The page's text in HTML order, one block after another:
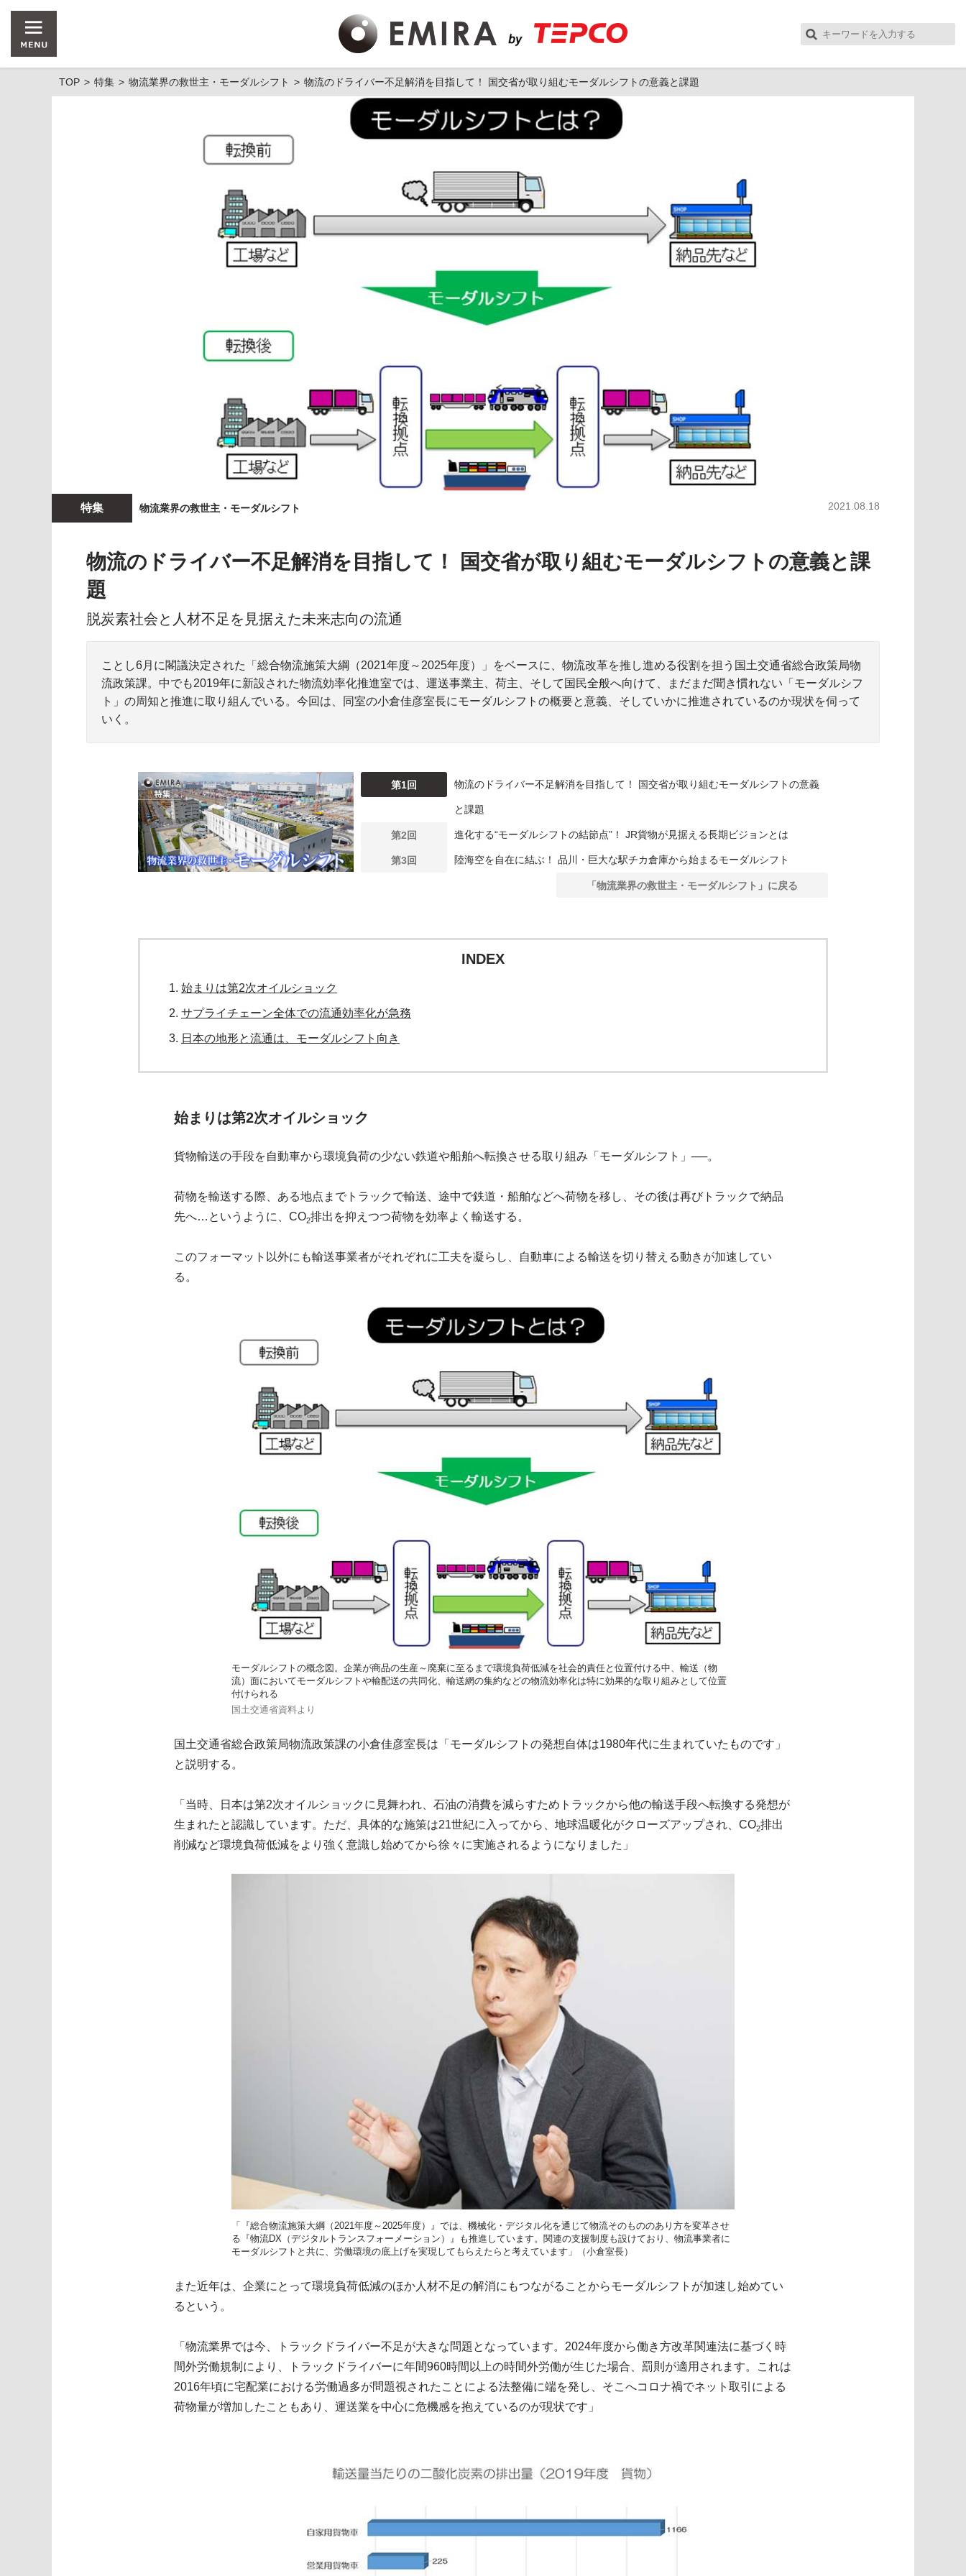
TOP 特集 物流業界の救世主・モーダルシフト 物流のドライバー不足解消を目指して！ 国交省が取り組むモーダルシフトの意義と課題
特集 物流業界の救世主・モーダルシフト 2021.08.18
物流のドライバー不足解消を目指して！ 国交省が取り組むモーダルシフトの意義と課
題
脱炭素社会と人材不足を見据えた未来志向の流通
ことし6月に閣議決定された「総合物流施策大綱（2021年度～2025年度）」をベースに、物流改革を推し進める役割を担う国土交通省総合政策局物
流政策課。中でも2019年に新設された物流効率化推進室では、運送事業主、荷主、そして国民全般へ向けて、まだまだ聞き慣れない「モーダルシフ
ト」の周知と推進に取り組んでいる。今回は、同室の小倉佳彦室長にモーダルシフトの概要と意義、そしていかに推進されているのか現状を伺って
いく。
第1回 物流のドライバー不足解消を目指して！ 国交省が取り組むモーダルシフトの意義
と課題
第2回 進化する“モーダルシフトの結節点”！ JR貨物が見据える長期ビジョンとは
第3回 陸海空を自在に結ぶ！ 品川・巨大な駅チカ倉庫から始まるモーダルシフト
「物流業界の救世主・モーダルシフト」に戻る
INDEX
始まりは第2次オイルショック
サプライチェーン全体での流通効率化が急務
日本の地形と流通は、モーダルシフト向き
始まりは第2次オイルショック
貨物輸送の手段を自動車から環境負荷の少ない鉄道や船舶へ転換させる取り組み「モーダルシフト」──。
荷物を輸送する際、ある地点までトラックで輸送、途中で鉄道・船舶などへ荷物を移し、その後は再びトラックで納品
先へ…というように、CO2排出を抑えつつ荷物を効率よく輸送する。
このフォーマット以外にも輸送事業者がそれぞれに工夫を凝らし、自動車による輸送を切り替える動きが加速してい
る。
モーダルシフトの概念図。企業が商品の生産～廃棄に至るまで環境負荷低減を社会的責任と位置付ける中、輸送（物
流）面においてモーダルシフトや輸配送の共同化、輸送網の集約などの物流効率化は特に効果的な取り組みとして位置
付けられる
国土交通省資料より
国土交通省総合政策局物流政策課の小倉佳彦室長は「モーダルシフトの発想自体は1980年代に生まれていたものです」
と説明する。
「当時、日本は第2次オイルショックに見舞われ、石油の消費を減らすためトラックから他の輸送手段へ転換する発想が
生まれたと認識しています。ただ、具体的な施策は21世紀に入ってから、地球温暖化がクローズアップされ、CO2排出
削減など環境負荷低減をより強く意識し始めてから徐々に実施されるようになりました」
「『総合物流施策大綱（2021年度～2025年度）』では、機械化・デジタル化を通じて物流そのもののあり方を変革させ
る『物流DX（デジタルトランスフォーメーション）』も推進しています。関連の支援制度も設けており、物流事業者に
モーダルシフトと共に、労働環境の底上げを実現してもらえたらと考えています」（小倉室長）
また近年は、企業にとって環境負荷低減のほか人材不足の解消にもつながることからモーダルシフトが加速し始めてい
るという。
「物流業界では今、トラックドライバー不足が大きな問題となっています。2024年度から働き方改革関連法に基づく時
間外労働規制により、トラックドライバーに年間960時間以上の時間外労働が生じた場合、罰則が適用されます。これは
2016年頃に宅配業における労働過多が問題視されたことによる法整備に端を発し、そこへコロナ禍でネット取引による
荷物量が増加したこともあり、運送業を中心に危機感を抱えているのが現状です」